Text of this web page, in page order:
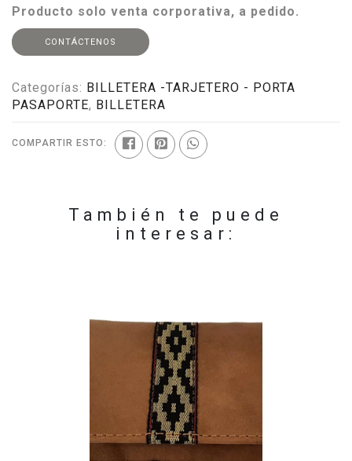
Producto solo venta corporativa, a pedido.
CONTÁCTENOS
Categorías: BILLETERA -TARJETERO - PORTA
PASAPORTE, BILLETERA
COMPARTIR ESTO:
También te puede
interesar: